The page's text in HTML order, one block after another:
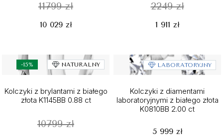
11799 zł
10 029 zł
2249 zł
1 911 zł
-15% NATURALNY
Kolczyki z brylantami z białego
złota K1145BB 0.88 ct
10799 zł
LABORATORYJNY
Kolczyki z diamentami
laboratoryjnymi z białego złota
K0810BB 2.00 ct
5 999 zł